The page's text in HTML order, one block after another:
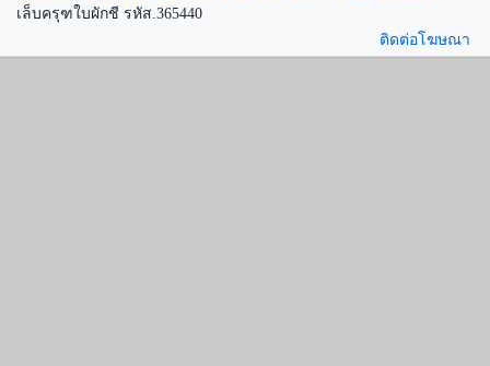
เล็บครุฑใบผักชี รหัส.365440
ติดต่อโฆษณา